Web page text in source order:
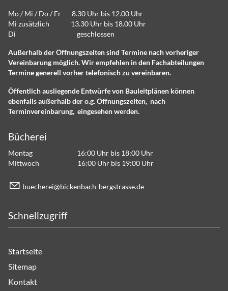
Mo / Mi / Do / Fr 8.30 Uhr bis 12.00 Uhr
Mi zusätzlich 13.30 Uhr bis 18.00 Uhr
Di geschlossen
Außerhalb der Öffnungszeiten sind Termine nach vorheriger
Vereinbarung möglich. Wir empfehlen in den Fachabteilungen
Termine generell vorher telefonisch zu vereinbaren.
Öffentlich ausliegende Entwürfe von Bauleitplänen können
ebenfalls außerhalb der o.g. Öffnungszeiten, nach
Terminvereinbarung, eingesehen werden.
Bücherei
Montag 16:00 Uhr bis 18:00 Uhr
Mittwoch 16:00 Uhr bis 19:00 Uhr
b ch r b ck nb ch-b rgstr ss d
Schnellzugriff
Startseite
Sitemap
Kontakt